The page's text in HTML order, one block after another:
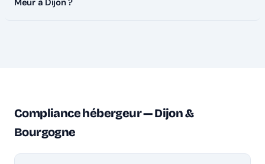
Meur à Dijon ?
Compliance hébergeur — Dijon &
Bourgogne